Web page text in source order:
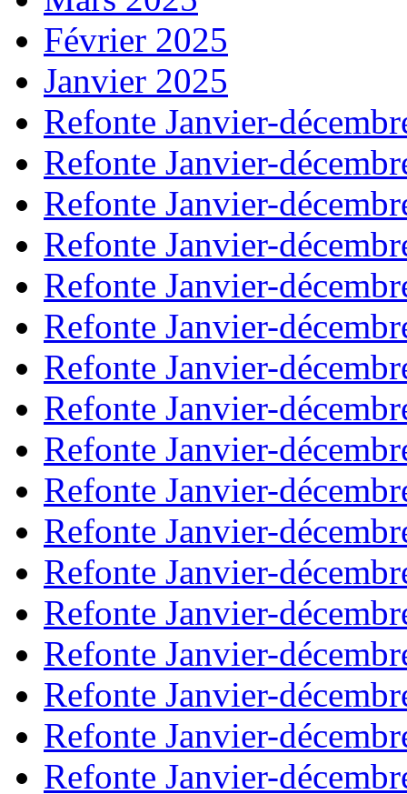
Février 2025
Janvier 2025
Refonte Janvier-
Refonte Janvier-
Refonte Janvier-
Refonte Janvier-
Refonte Janvier-
Refonte Janvier-
Refonte Janvier-
Refonte Janvier-
Refonte Janvier-
Refonte Janvier-
Refonte Janvier-
Refonte Janvier-
Refonte Janvier-
Refonte Janvier-
Refonte Janvier-
Refonte Janvier-
Refonte Janvier-